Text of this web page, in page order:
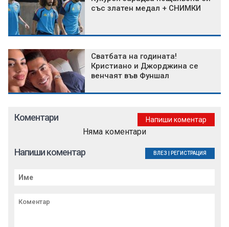
със златен медал + СНИМКИ
Сватбата на годината!
Кристиано и Джорджина се
венчаят във Фуншал
Коментари Напиши коментар
Няма коментари
Напиши коментар ВЛЕЗ РЕГИСТРАЦИЯ